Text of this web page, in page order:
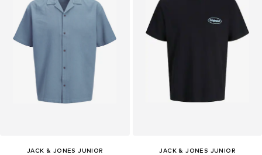
JACK & JONES JUNIOR
JACK & JONES JUNIOR